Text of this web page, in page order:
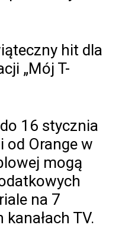
hit dla
„Mój T-
16 stycznia
od Orange w
mogą
na 7
TV.